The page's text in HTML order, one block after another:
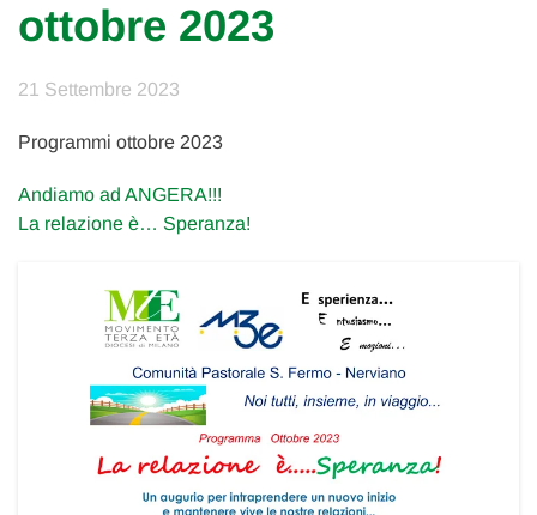
ottobre 2023
21 Settembre 2023
Programmi ottobre 2023
Andiamo ad ANGERA!!!
La relazione è… Speranza!